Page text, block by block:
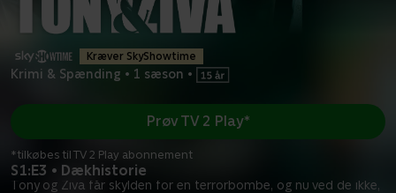
Kræver SkyShowtime
Krimi & Spænding • 1 sæson •
S1:E3 • Dækhistorie
Tony og Ziva får skylden for en terrorbombe, og nu ved de ikke,
Prøv TV 2 Play*
*tilkøbes til TV 2 Play abonnement